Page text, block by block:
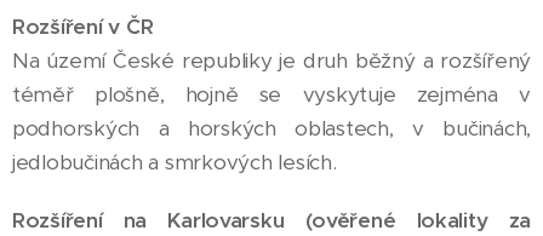
Rozšíření v ČR
Na území České republiky je druh běžný a rozšířený
téměř plošně, hojně se vyskytuje zejména v
podhorských a horských oblastech, v bučinách,
jedlobučinách a smrkových lesích.
Rozšíření na Karlovarsku (ověřené lokality za